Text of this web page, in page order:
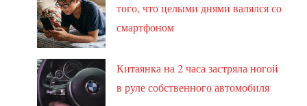
того, что целыми днями валялся со
смартфоном
Китаянка на 2 часа застряла ногой
в руле собственного автомобиля